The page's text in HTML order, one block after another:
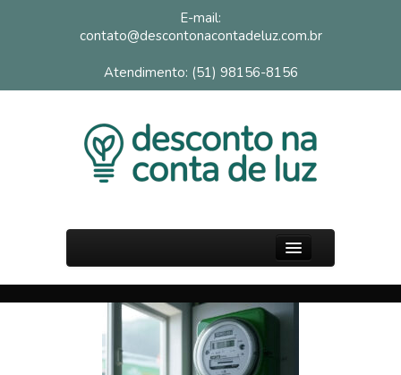
E-mail:
contato@descontonacontadeluz.com.br
Atendimento: (51) 98156-8156
SOBRE
FAQ